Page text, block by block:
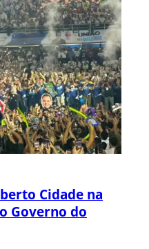
Cidade na
Governo do